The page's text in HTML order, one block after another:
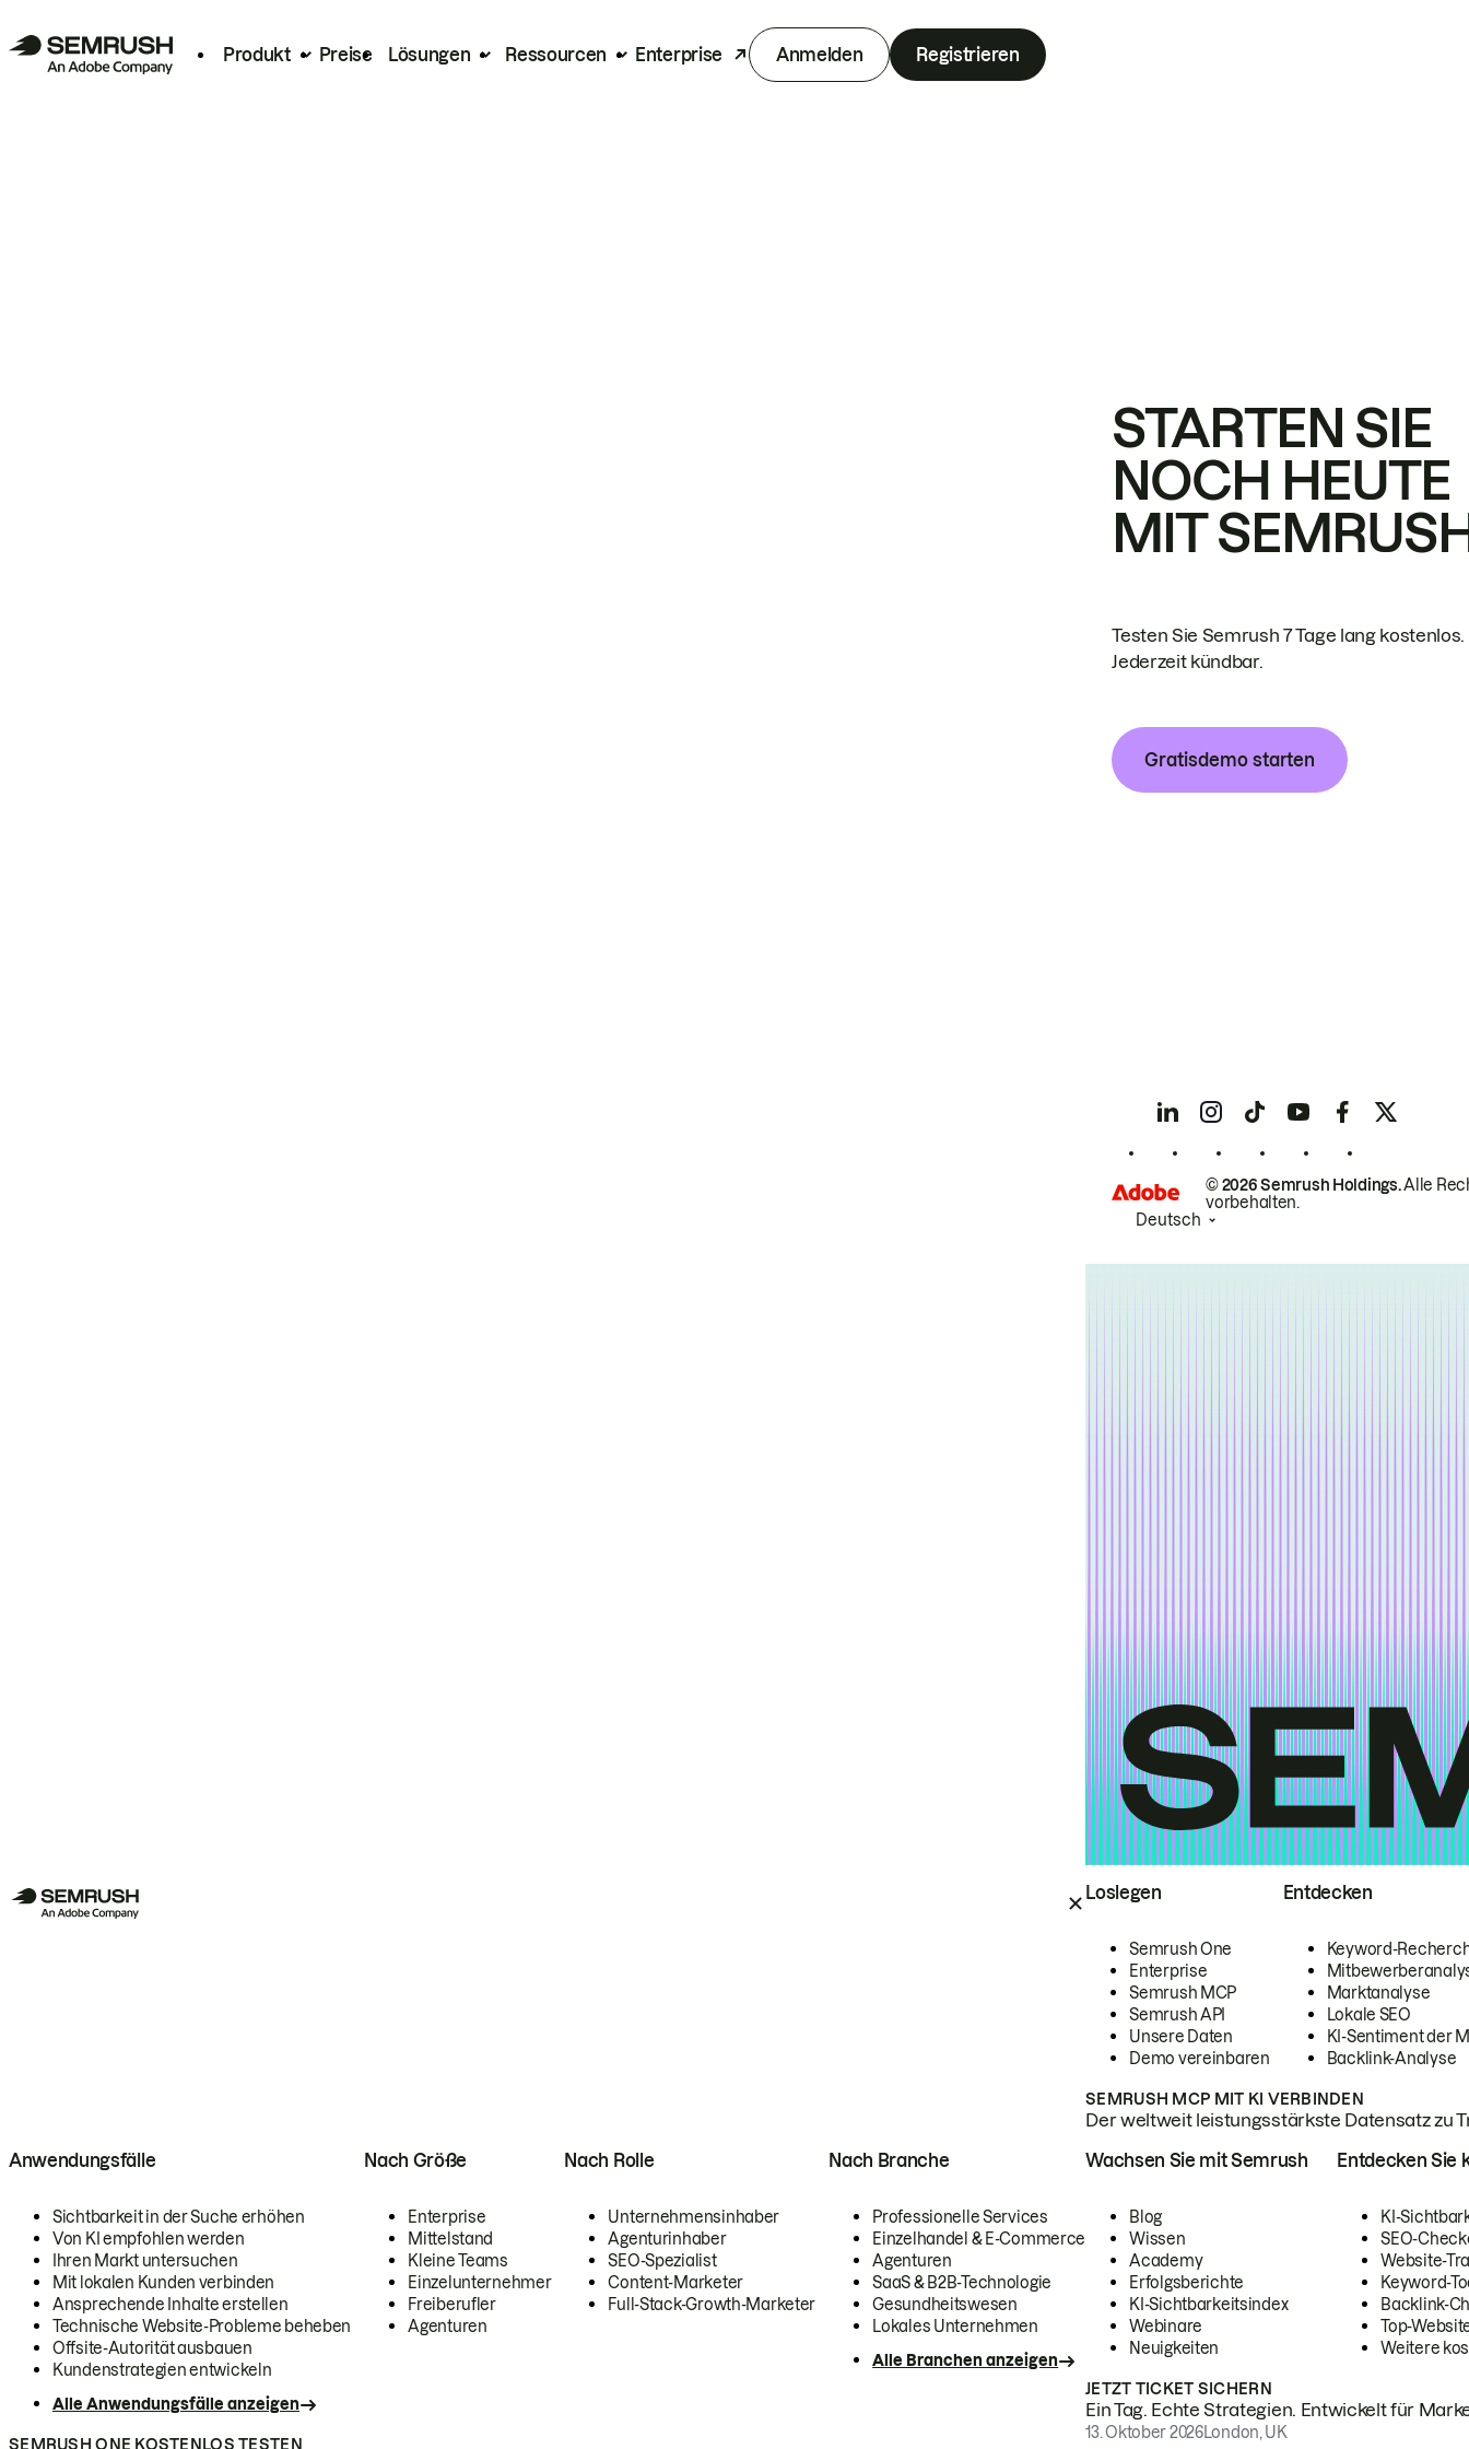
Produkt Preise Lösungen Ressourcen Enterprise Anmelden Registrieren
Loslegen
Semrush One
Enterprise
Semrush MCP
Semrush API
Unsere Daten
Demo vereinbaren
Entdecken
Keyword-
Marktanalyse
Lokale SEO
KI-Sentiment der
Backlink-Analyse
SEMRUSH MCP MIT KI VERBINDEN
Der weltweit leistungsstärkste Datensatz zu
Anwendungsfälle
Sichtbarkeit in der Suche erhöhen
Von KI empfohlen werden
Ihren Markt untersuchen
Mit lokalen Kunden verbinden
Ansprechende Inhalte erstellen
Technische Website-Probleme beheben
Offsite-Autorität ausbauen
Kundenstrategien entwickeln
Alle Anwendungsfälle anzeigen
Nach Größe
Enterprise
Mittelstand
Kleine Teams
Einzelunternehmer
Freiberufler
Agenturen
Nach Rolle
Unternehmensinhaber
Agenturinhaber
SEO-Spezialist
Content-Marketer
Full-Stack-Growth-Marketer
Nach Branche
Professionelle Services
Einzelhandel & E-Commerce
Agenturen
SaaS & B2B-Technologie
Gesundheitswesen
Lokales Unternehmen
Alle Branchen anzeigen
SEMRUSH ONE KOSTENLOS TESTEN
Wachsen Sie mit Semrush
Blog
Wissen
Academy
Erfolgsberichte
KI-Sichtbarkeitsindex
Webinare
Neuigkeiten
Entdecken Sie
KI-
SEO-
Website-
Keyword-
Backlink-
Top-
Weitere
JETZT TICKET SICHERN
Ein Tag. Echte Strategien. Entwickelt für
13. Oktober 2026London, UK
STARTEN SIE
NOCH HEUTE
MIT
Testen Sie Semrush 7 Tage lang kostenlos.
Jederzeit kündbar.
Gratisdemo starten
© 2026 Semrush Holdings.Alle
vorbehalten.
Deutsch